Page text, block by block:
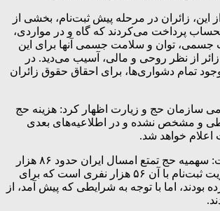
این، زائران در مرحله پیش ثبت‌نام، بخشی از
پرداخت می‌کردند که گاه و در مواردی،
توان و سلامت جسمی آنها برای این
از نظر روحی و مالی، آسیب می‌دید. در
تمام دشواری‌ها، برای احقاق حقوق زائران
سازمان حج و زیارت اظهار کرد: هزینه حج
هنوز قعطی و مشخص نشده و در اطلاعیه‌های بعدی
خواهد شد.
ایلخانی همچنین گفت: سهمیه حج تمتع امسال ایران حدود ۸۶ هزار
نفر خواهد بود و اولویت ثبت‌نام با آن ۵۶ هزار نفری است که برای
کرده بودند، اما با توجه به شرایطی که پیش آمد، از